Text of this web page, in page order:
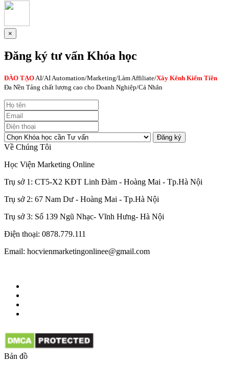
×
Đăng ký tư vấn Khóa học
ĐÀO TẠOAI/AI Automation/Marketing/Làm Affiliate/Xây Kênh Kiếm Tiền
Đa Nền Tảng chất lượng cao cho Doanh Nghiệp/Cá Nhân
Đăng ký
Về Chúng Tôi
Học Viện Marketing Online
Trụ sở 1: CT5-X2 KĐT Linh Đàm - Hoàng Mai - Tp.Hà Nội
Trụ sở 2: 67 Nam Dư - Hoàng Mai - Tp.Hà Nội
Trụ sở 3: Số 139 Ngũ Nhạc- Vĩnh Hưng- Hà Nội
Điện thoại: 0878.779.111
Email: hocvienmarketingonlinee@gmail.com
Bản đồ